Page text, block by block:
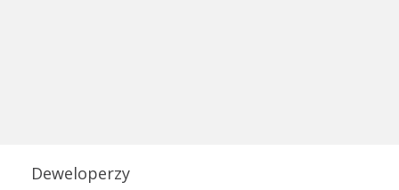
Deweloperzy